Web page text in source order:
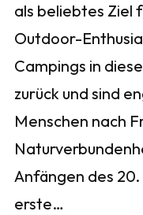
als beliebtes Ziel
Outdoor-
Campings in
zurück und sind
Menschen nach
Anfängen des
erste…